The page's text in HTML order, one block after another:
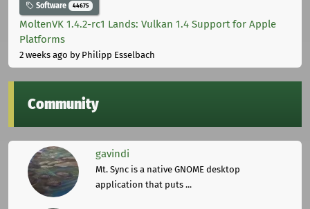
Software 44675
MoltenVK 1.4.2-rc1 Lands: Vulkan 1.4 Support for Apple
Platforms
2 weeks ago by Philipp Esselbach
Community
gavindi
Mt. Sync is a native GNOME desktop
application that puts ...